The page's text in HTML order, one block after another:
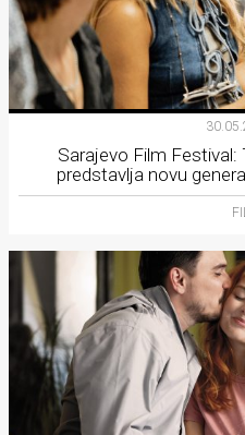
Sarajevo Film Festival:
predstavlja novu